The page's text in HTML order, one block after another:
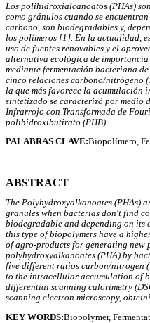
Los polihidroxialcanoatos (PHAs)
como gránulos cuando se
carbono, son biodegradables y,
los polímeros [1]. En la actualidad,
uso de fuentes renovables y el
alternativa ecológica de
mediante fermentación bacteriana
cinco relaciones carbono/nitrógeno
la que más favorece la acumulación
sintetizado se caracterizó por medio
Infrarrojo con Transformada de
polihidroxibutirato (PHB).
PALABRAS CLAVE:Biopolímero,
ABSTRACT
The Polyhydroxyalkanoates (PHAs)
granules when bacterias don't find
biodegradable and depending on its
this type of biopolymers have a
of agro-products for generating new
polyhydroxyalkanoates (PHA) by
five different ratios carbon/nitrogen
to the intracellular accumulation of
differential scanning calorimetry
scanning electron microscopy,
KEY WORDS:Biopolymer,